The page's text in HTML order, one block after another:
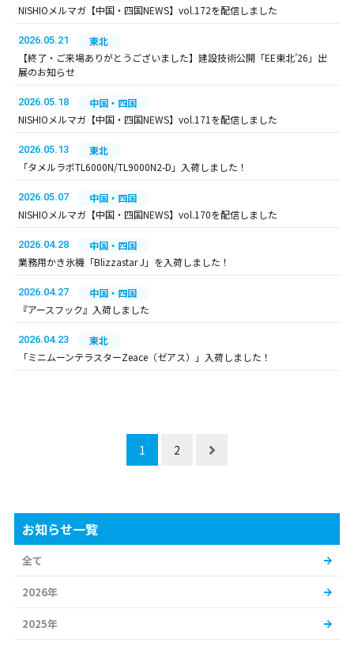
NISHIOメルマガ【中国・四国NEWS】vol.172を配信しました
2026.05.21
東北
【終了・ご来場ありがとうございました】建設技術公開「EE東北’26」出
展のお知らせ
2026.05.18
中国・四国
NISHIOメルマガ【中国・四国NEWS】vol.171を配信しました
2026.05.13
東北
「タメルラボTL6000N/TL9000N2-D」入荷しました！
2026.05.07
中国・四国
NISHIOメルマガ【中国・四国NEWS】vol.170を配信しました
2026.04.28
中国・四国
業務用かき氷機「Blizzastar J」を入荷しました！
2026.04.27
中国・四国
『アースフック』入荷しました
2026.04.23
東北
「ミニムーンテラスターZeace（ゼアス）」入荷しました！
1 2
お知らせ一覧
全て
2026年
2025年